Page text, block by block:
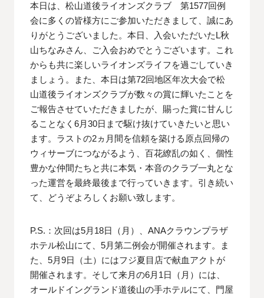
本日は、松山道後ライオンズクラブ 第1577回例
会に多くの皆様方にご参加いただきまして、誠にあ
りがとうございました。本日、入会いただいたL秋
山ちなみさん、ご入会おめでとうございます。これ
からも共に楽しいライオンズライフを過ごしていき
ましょう。また、本日は第72回地区年次大会で松
山道後ライオンズクラブが数々の賞に輝いたことを
ご報告させていただきましたが、賜った賞に甘んじ
ることなく6月30日まで駆け抜けていきたいと思い
ます。ラストの2ヵ月間を信頼を築ける原点回帰の
ウィサーブにつながるよう、百花繚乱の如く、個性
豊かな仲間たちと共に本気・本音のクラブ一丸とな
った運営を最終最後まで行っていきます。引き続い
て、どうぞよろしくお願い致します。
P.S.：次回は5月18日（月）、ANAクラウンプラザ
ホテル松山にて、5月第二例会が開催されます。ま
た、5月9日（土）にはフジ夏目店で献血アクトが
開催されます。そして来月の6月1日（月）には、
オールドイングランド道後山の手ホテルにて、門屋